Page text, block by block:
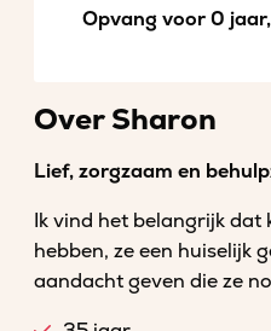
Opvang voor 0
Over Sharon
Lief, zorgzaam en
Ik vind het belangrijk dat
hebben, ze een huiselijk
aandacht geven die ze